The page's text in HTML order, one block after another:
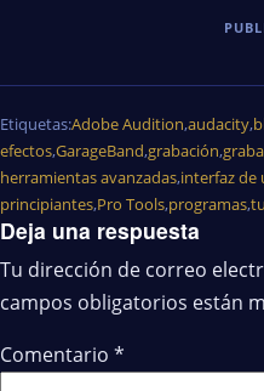
Etiquetas:Adobe Audition,audacity,
efectos,GarageBand,grabación,
herramientas avanzadas,interfaz de
principiantes,Pro Tools,programas,
Deja una respuesta
Tu dirección de correo
campos obligatorios están
Comentario *